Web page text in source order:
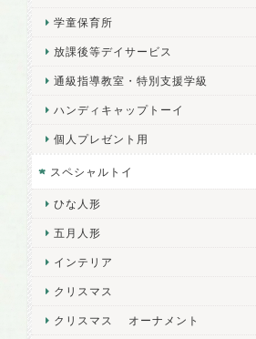
学童保育所
放課後等デイサービス
通級指導教室・特別支援学級
ハンディキャップトーイ
個人プレゼント用
スペシャルトイ
ひな人形
五月人形
インテリア
クリスマス
クリスマス オーナメント